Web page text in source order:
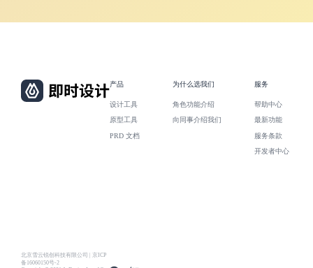
北京雪云锐创科技有限公司 | 京ICP
备16060150号-2
产品
设计工具
原型工具
PRD 文档
为什么选我们
角色功能介绍
向同事介绍我们
服务
帮助中心
最新功能
服务条款
开发者中心